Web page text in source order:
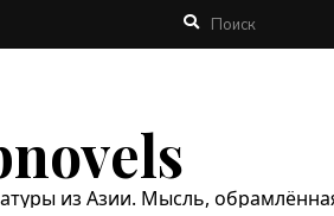
из Азии. Мысль,